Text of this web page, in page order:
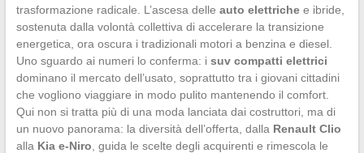
trasformazione radicale. L’ascesa delle auto elettrichee ibride,
sostenuta dalla volontà collettiva di accelerare la transizione
energetica, ora oscura i tradizionali motori a benzina e diesel.
Uno sguardo ai numeri lo conferma: i suv compatti elettrici
dominano il mercato dell’usato, soprattutto tra i giovani cittadini
che vogliono viaggiare in modo pulito mantenendo il comfort.
Qui non si tratta più di una moda lanciata dai costruttori, ma di
un nuovo panorama: la diversità dell’offerta, dalla Renault Clio
alla Kia e-Niro , guida le scelte degli acquirenti e rimescola le